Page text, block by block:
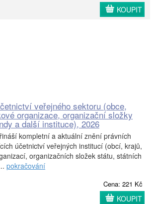
KOUPIT
veřejného sektoru (obce,
organizace, organizační složky
a další instituce), 2026
kompletní a aktuální znění právních
účetnictví veřejných institucí (obcí, krajů,
organizačních složek státu, státních
pokračování
Cena: 221 Kč
KOUPIT